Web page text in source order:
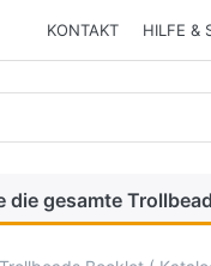
KONTAKT HILFE &
erscheinen
die gesamte